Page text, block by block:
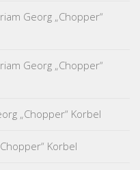
Georg „Chopper“
Georg „Chopper“
„Chopper“ Korbel
Korbel